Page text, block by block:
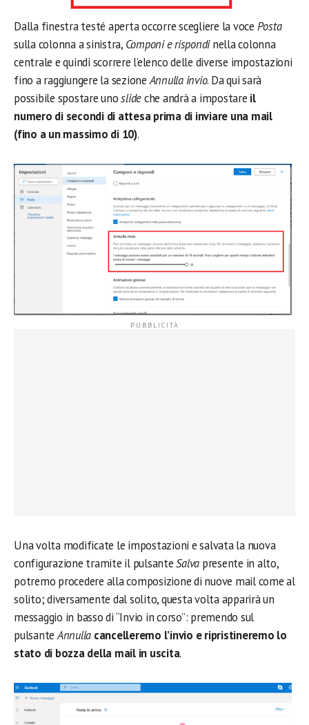
Dalla finestra testé aperta occorre scegliere la voce Posta
sulla colonna a sinistra, Componi e rispondinella colonna
centrale e quindi scorrere l’elenco delle diverse impostazioni
fino a raggiungere la sezioneAnnulla invio. Da qui sarà
possibile spostare unoslideche andrà a impostare il
numero di secondi di attesa prima di inviare una mail
(fino a un massimo di 10).
Una volta modificate le impostazioni e salvata la nuova
configurazione tramite il pulsanteSalva presente in alto,
potremo procedere alla composizione di nuove mail come al
solito; diversamente dal solito, questa volta apparirà un
messaggio in basso di “Invio in corso”: premendo sul
pulsanteAnnulla cancelleremo l’invio e ripristineremo lo
stato di bozza della mail in uscita.